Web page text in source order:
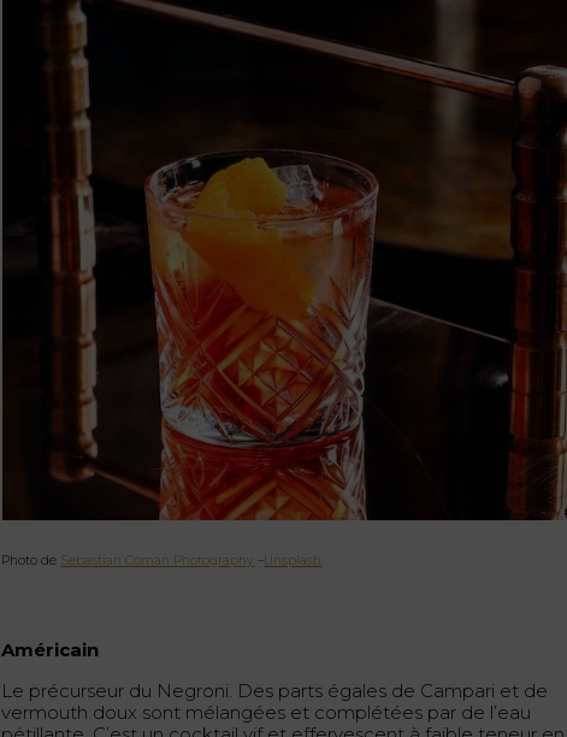
Photo de Sebastian Coman Photography –Unsplash
Américain
Le précurseur du Negroni. Des parts égales de Campari et de
vermouth doux sont mélangées et complétées par de l’eau